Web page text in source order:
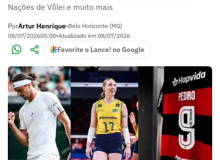
Nações de Vôlei e muito mais
PorArtur Henrique•Belo Horizonte (MG)
08/07/202605:00•Atualizado em 08/07/2026
Favorite o Lance! no Google